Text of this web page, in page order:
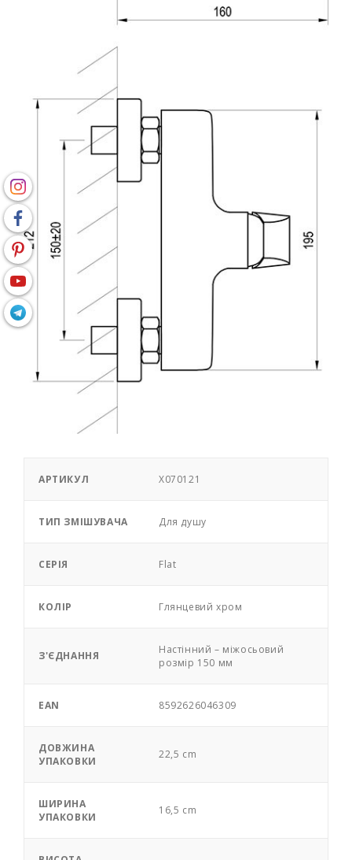
АРТИКУЛ X070121
ТИП ЗМІШУВАЧА Для душу
СЕРІЯ Flat
КОЛІР Глянцевий хром
З'ЄДНАННЯ
Настінний – міжосьовий
розмір 150 мм
EAN 8592626046309
ДОВЖИНА
УПАКОВКИ
22,5 cm
ШИРИНА
УПАКОВКИ
16,5 cm